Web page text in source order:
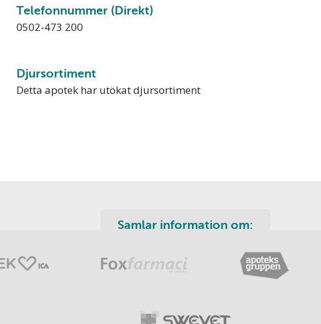
Telefonnummer (Direkt)
0502-473 200
Djursortiment
Detta apotek har utökat djursortiment
Samlar information om: